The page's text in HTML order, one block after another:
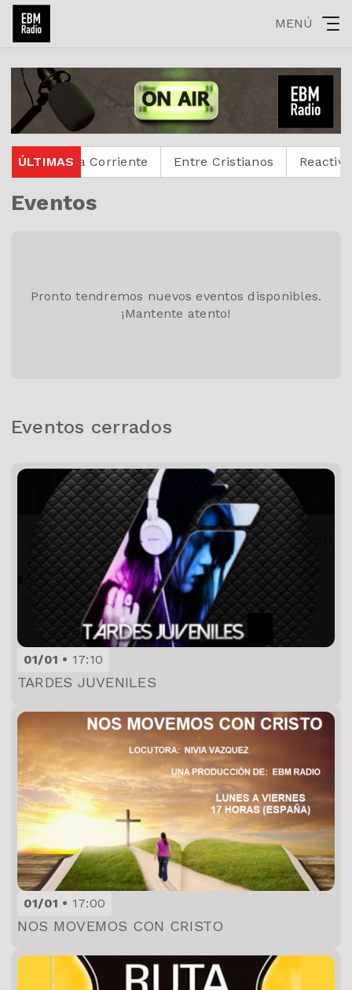
MENÚ
ÚLTIMAS
La Corriente Entre Cristianos Reactivoz
Eventos
Pronto tendremos nuevos eventos disponibles.
¡Mantente atento!
Eventos cerrados
01/01 17:10
TARDES JUVENILES
01/01 17:00
NOS MOVEMOS CON CRISTO